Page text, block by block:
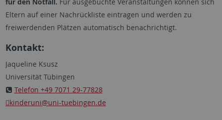
Eltern auf einer Nachrückliste eintragen und werden zu
freiwerdenden Plätzen automatisch benachrichtigt.
Kontakt:
Jaqueline Ksusz
Universität Tübingen
Telefon +49 7071 29-77828
kinderuni@uni-tuebingen.de